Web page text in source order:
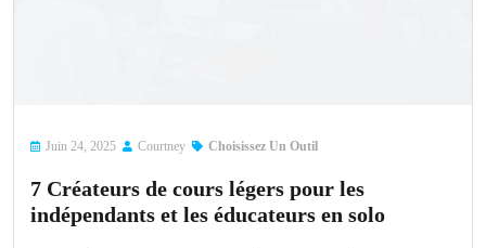
Juin 24, 2025 Courtney Choisissez Un Outil
7 Créateurs de cours légers pour les
indépendants et les éducateurs en solo